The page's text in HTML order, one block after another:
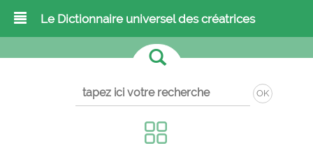
Le Dictionnaire universel des créatrices
OK